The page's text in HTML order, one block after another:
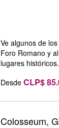
Ve algunos de
Foro Romano y
lugares históricos.
Desde CLP$
Colosseum,